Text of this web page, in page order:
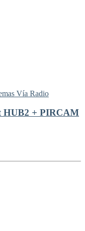
Vía Radio
+ PIRCAM